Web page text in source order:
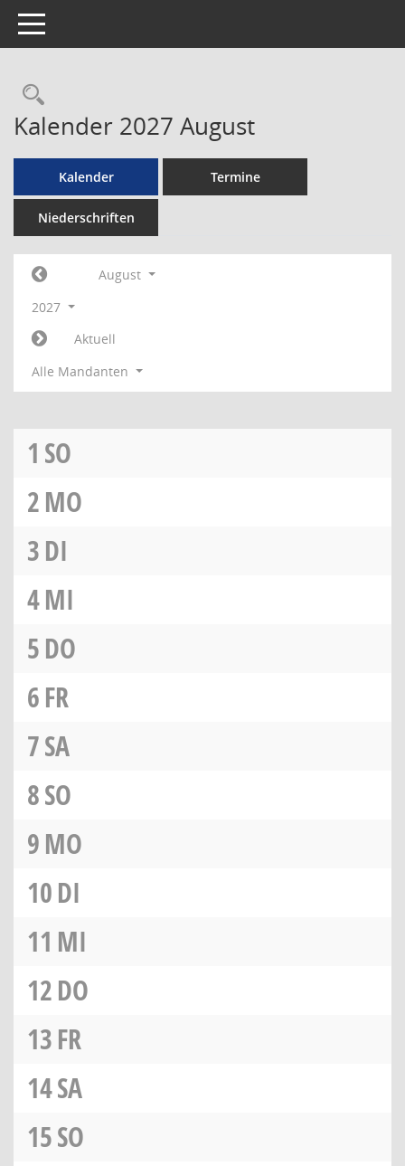
Toggle navigation
Rechercheauswahl
Kalender 2027 August
Kalender Termine
Niederschriften
August
2027
Aktuell
Alle Mandanten
1 SO
2MO
3DI
4MI
5DO
6FR
7SA
8SO
9MO
10DI
11 MI
12DO
13FR
14SA
15SO